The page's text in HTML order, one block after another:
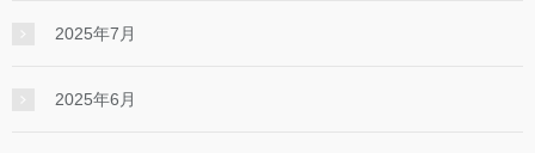
2025年7月
2025年6月